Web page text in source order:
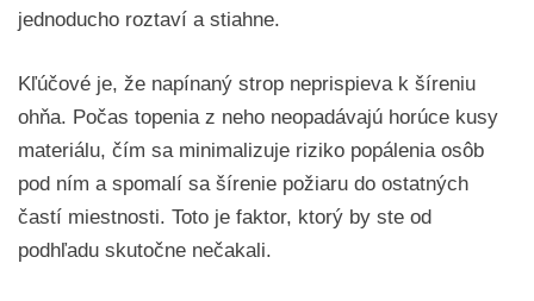
jednoducho roztaví a stiahne.
Kľúčové je, že napínaný strop neprispieva k šíreniu
ohňa. Počas topenia z neho neopadávajú horúce kusy
materiálu, čím sa minimalizuje riziko popálenia osôb
pod ním a spomalí sa šírenie požiaru do ostatných
častí miestnosti. Toto je faktor, ktorý by ste od
podhľadu skutočne nečakali.